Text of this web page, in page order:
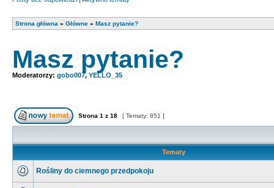
Strona główna » Główne » Masz pytanie?
Masz pytanie?
Moderatorzy: gobo007, YELLO_35
Strona 1 z 18 [ Tematy: 851 ]
Tematy
Rośliny do ciemnego przedpokoju